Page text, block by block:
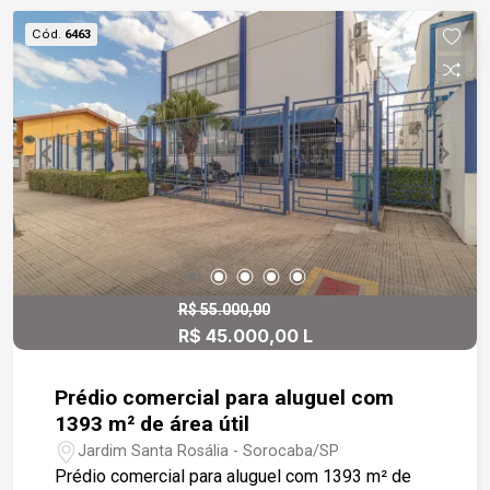
superior - Recuo frontal com capacidade para 4
vagas de estacionamento - Fachada moderna e
excelente visibilidade comercial Imóvel ideal
para lojas, escritórios, distribuidoras ou
empresas de prestação de serviços que
valorizam um espaço novo, bem localizado e
pronto para uso.
Cód. 6463
R$ 55.000,00
R$ 45.000,00 L
Prédio comercial para aluguel com
1393 m² de área útil
Jardim Santa Rosália - Sorocaba/SP
Prédio comercial para aluguel com 1393 m² de